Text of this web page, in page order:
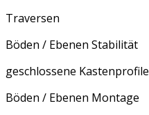
Traversen
Böden / Ebenen Stabilität
geschlossene Kastenprofile
Böden / Ebenen Montage